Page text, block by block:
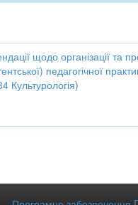
щодо організації та
педагогічної
Культурологія)